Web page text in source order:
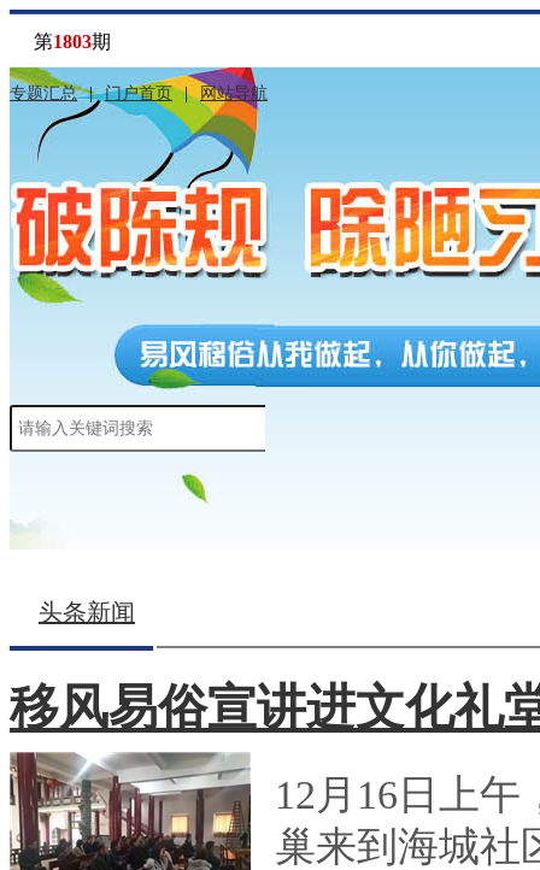
第1803期
专题汇总 | 门户首页 | 网站导航
头条新闻
移风易俗宣讲进文化礼
12月16日上
巢来到海城社